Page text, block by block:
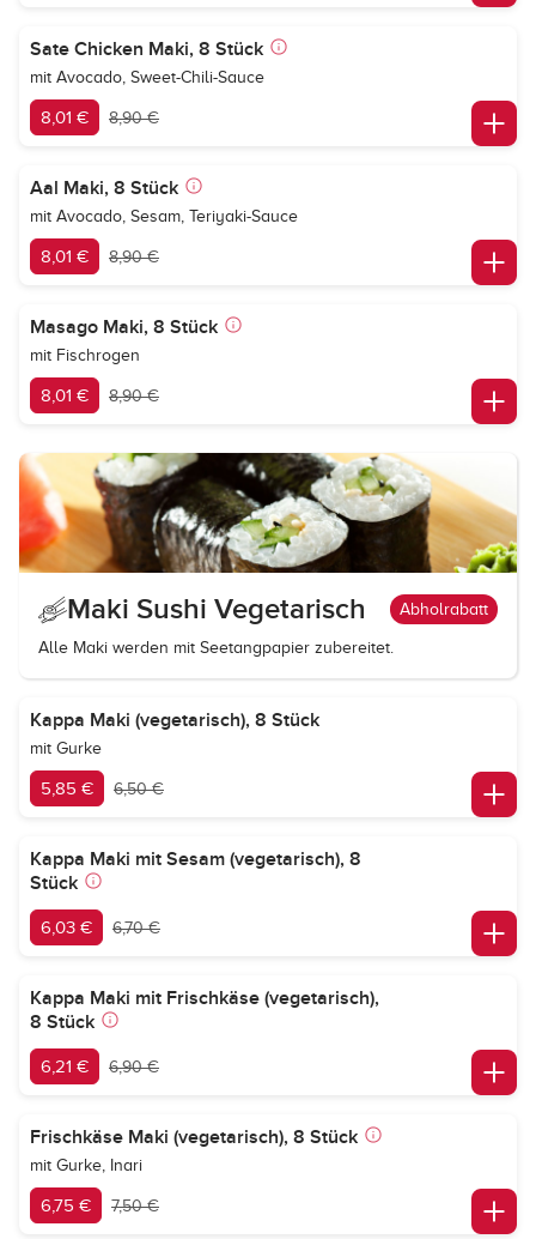
Sate Chicken Maki, 8 Stück
mit Avocado, Sweet-Chili-Sauce
8,01 € 8,90 €
Aal Maki, 8 Stück
mit Avocado, Sesam, Teriyaki-Sauce
8,01 € 8,90 €
Masago Maki, 8 Stück
mit Fischrogen
8,01 € 8,90 €
Maki Sushi Vegetarisch Abholrabatt
Alle Maki werden mit Seetangpapier zubereitet.
Kappa Maki (vegetarisch), 8 Stück
mit Gurke
5,85 € 6,50 €
Kappa Maki mit Sesam (vegetarisch), 8
Stück
6,03 € 6,70 €
Kappa Maki mit Frischkäse (vegetarisch),
8 Stück
6,21 € 6,90 €
Frischkäse Maki (vegetarisch), 8 Stück
mit Gurke, Inari
6,75 € 7,50 €